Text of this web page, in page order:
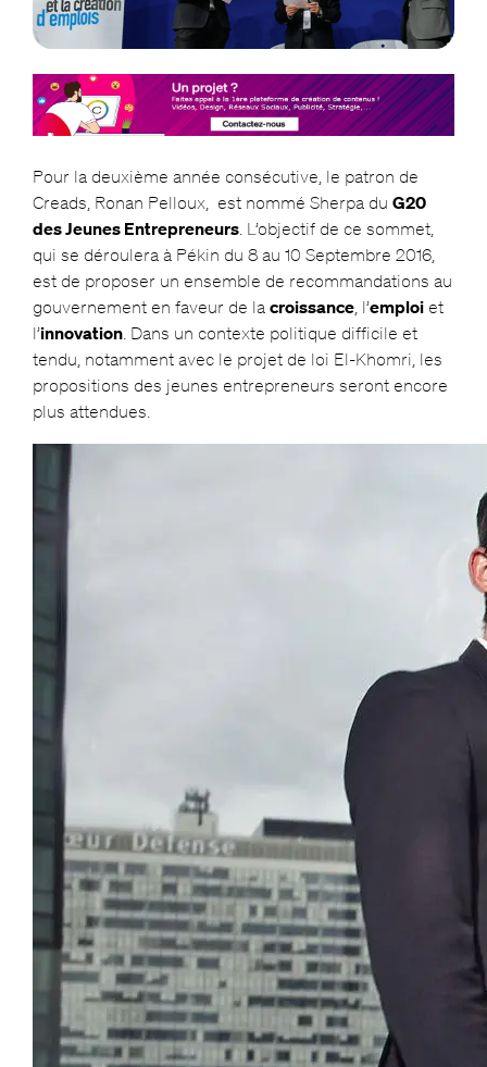
Pour la deuxième année consécutive, le patron de
Creads, Ronan Pelloux, est nommé Sherpa du G20
des Jeunes Entrepreneurs. L’objectif de ce sommet,
qui se déroulera à Pékin du 8 au 10 Septembre 2016,
est de proposer un ensemble de recommandations au
gouvernement en faveur de la croissance, l’emploiet
l’innovation. Dans un contexte politique difficile et
tendu, notamment avec le projet de loi El-Khomri, les
propositions des jeunes entrepreneurs seront encore
plus attendues.